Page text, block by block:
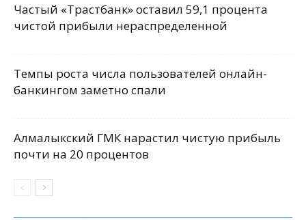
Частый «Трастбанк» оставил 59,1 процента
чистой прибыли нераспределенной
Темпы роста числа пользователей онлайн-
банкингом заметно спали
Алмалыкский ГМК нарастил чистую прибыль
почти на 20 процентов